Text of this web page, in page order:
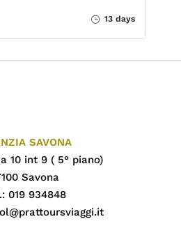
13 days
SAVONA
10 int 9 ( 5° piano)
Savona
019 934848